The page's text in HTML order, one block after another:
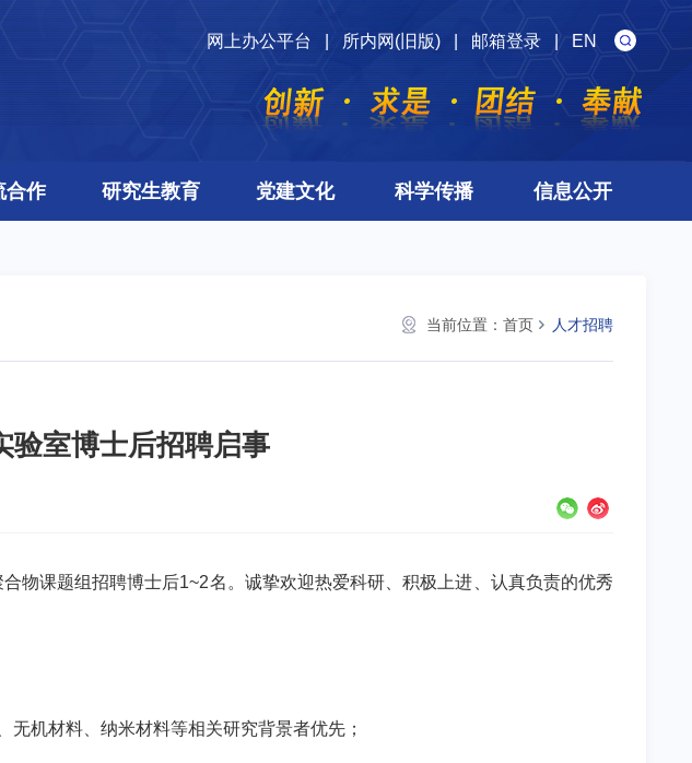
网上办公平台 所内网(旧版) 邮箱登录 |EN
合作 研究生教育 党建文化 科学传播 信息公开
当前位置： 首页 人才招聘
验室博士后招聘启事
物课题组招聘博士后1~2名。诚挚欢迎热爱科研、积极上进、认真负责的优秀
机材料、纳米材料等相关研究背景者优先；